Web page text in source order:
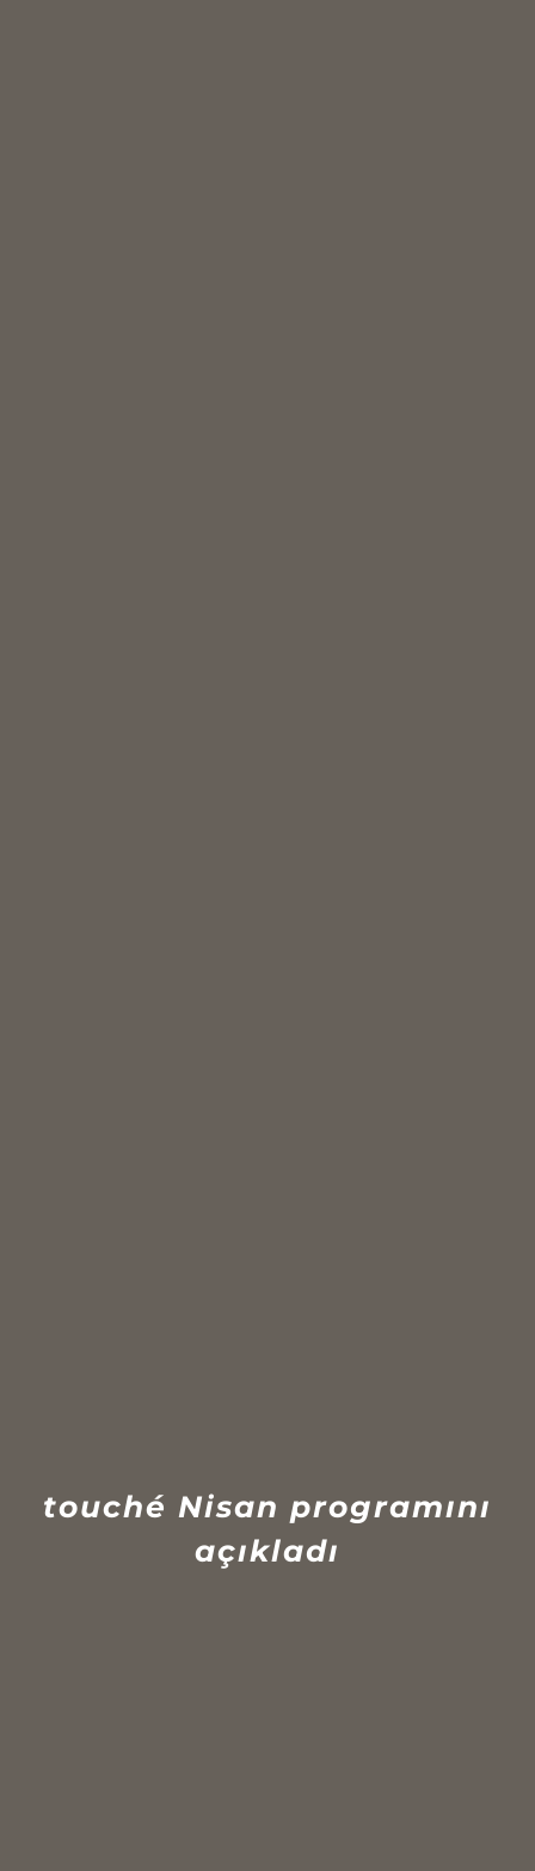
touché Nisan programını
açıkladı